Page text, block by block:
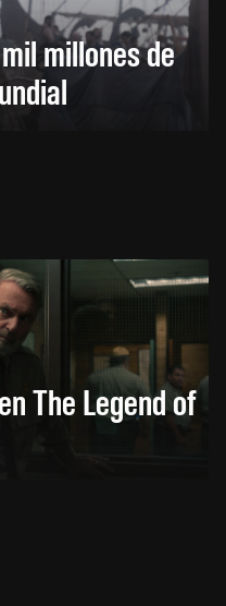
millones de
The Legend of